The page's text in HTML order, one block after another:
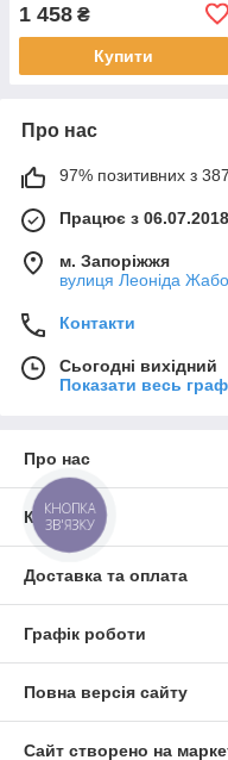
1 458 ₴
Купити
Про нас
97% позитивних з 387
Працює з 06.07.2018
м. Запоріжжя
вулиця Леоніда
Контакти
Сьогодні вихідний
Показати весь
Про нас
Контакти
Доставка та оплата
Графік роботи
Повна версія сайту
Сайт створено на
КНОПКА
ЗВ'ЯЗКУ